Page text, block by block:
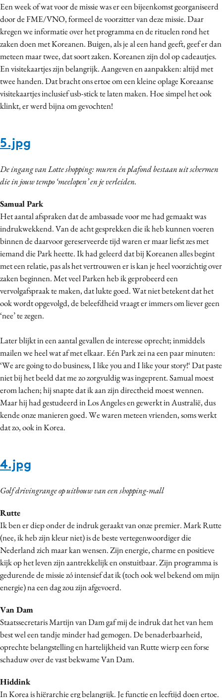
Een week of wat voor de missie was er een bijeenkomst georganiseerd
door de FME/VNO, formeel de voorzitter van deze missie. Daar
kregen we informatie over het programma en de rituelen rond het
zaken doen met Koreanen. Buigen, als je al een hand geeft, geef er dan
meteen maar twee, dat soort zaken. Koreanen zijn dol op cadeautjes.
En visitekaartjes zijn belangrijk. Aangeven en aanpakken: altijd met
twee handen. Dat bracht ons ertoe om een kleine oplage Koreaanse
visitekaartjes inclusief usb-stick te laten maken. Hoe simpel het ook
klinkt, er werd bijna om gevochten!
5.jpg
De ingang van Lotte shopping: muren én plafond bestaan uit schermen
die in jouw tempo ‘meelopen’ en je verleiden.
Samual Park
Het aantal afspraken dat de ambassade voor me had gemaakt was
indrukwekkend. Van de acht gesprekken die ik heb kunnen voeren
binnen de daarvoor gereserveerde tijd waren er maar liefst zes met
iemand die Park heette. Ik had geleerd dat bij Koreanen alles begint
met een relatie, pas als het vertrouwen er is kan je heel voorzichtig over
zaken beginnen. Met veel Parken heb ik geprobeerd een
vervolgafspraak te maken, dat lukte goed. Wat niet betekent dat het
ook wordt opgevolgd, de beleefdheid vraagt er immers om liever geen
‘nee’ te zegen.
Later blijkt in een aantal gevallen de interesse oprecht; inmiddels
mailen we heel wat af met elkaar. Eén Park zei na een paar minuten:
‘We are going to do business, I like you and I like your story!‘ Dat paste
niet bij het beeld dat me zo zorgvuldig was ingeprent. Samual moest
erom lachen; hij snapte dat ik aan zijn directheid moest wennen.
Maar hij had gestudeerd in Los Angeles en gewerkt in Australië, dus
kende onze manieren goed. We waren meteen vrienden, soms werkt
dat zo, ook in Korea.
4.jpg
Golf drivingrange op uitbouw van een shopping-mall
Rutte
Ik ben er diep onder de indruk geraakt van onze premier. Mark Rutte
(nee, ik heb zijn kleur niet) is de beste vertegenwoordiger die
Nederland zich maar kan wensen. Zijn energie, charme en positieve
kijk op het leven zijn aantrekkelijk en onstuitbaar. Zijn programma is
gedurende de missie zó intensief dat ik (toch ook wel bekend om mijn
energie) na een dag zou zijn afgevoerd.
Van Dam
Staatssecretaris Martijn van Dam gaf mij de indruk dat het van hem
best wel een tandje minder had gemogen. De benaderbaarheid,
oprechte belangstelling en hartelijkheid van Rutte wierp een forse
schaduw over de vast bekwame Van Dam.
Hiddink
In Korea is hiërarchie erg belangrijk. Je functie en leeftijd doen ertoe.